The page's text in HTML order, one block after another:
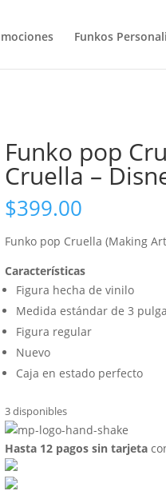
Funkos
Funko pop
Cruella –
$399.00
Funko pop Cruella (Making
Características
Figura hecha de vinilo
Medida estándar de 3
Figura regular
Nuevo
Caja en estado perfecto
3 disponibles
Hasta 12 pagos sin tarjeta